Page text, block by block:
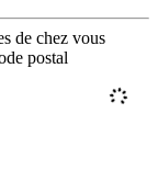
de chez vous
postal